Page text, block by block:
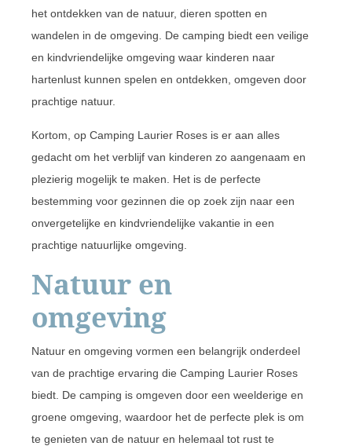
het ontdekken van de natuur, dieren spotten en
wandelen in de omgeving. De camping biedt een veilige
en kindvriendelijke omgeving waar kinderen naar
hartenlust kunnen spelen en ontdekken, omgeven door
prachtige natuur.
Kortom, op Camping Laurier Roses is er aan alles
gedacht om het verblijf van kinderen zo aangenaam en
plezierig mogelijk te maken. Het is de perfecte
bestemming voor gezinnen die op zoek zijn naar een
onvergetelijke en kindvriendelijke vakantie in een
prachtige natuurlijke omgeving.
Natuur en
omgeving
Natuur en omgeving vormen een belangrijk onderdeel
van de prachtige ervaring die Camping Laurier Roses
biedt. De camping is omgeven door een weelderige en
groene omgeving, waardoor het de perfecte plek is om
te genieten van de natuur en helemaal tot rust te